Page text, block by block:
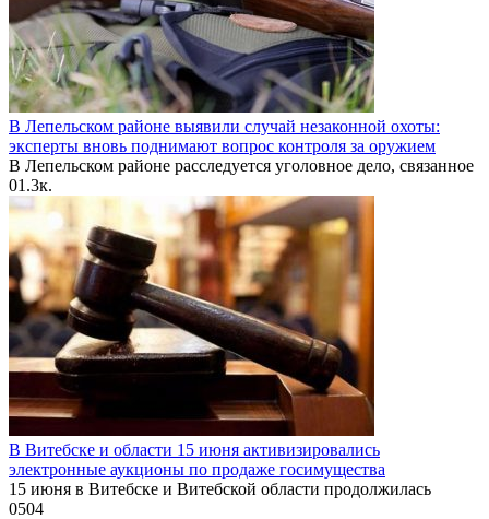
В Лепельском районе выявили случай незаконной охоты:
эксперты вновь поднимают вопрос контроля за оружием
В Лепельском районе расследуется уголовное дело, связанное
01.3к.
В Витебске и области 15 июня активизировались
электронные аукционы по продаже госимущества
15 июня в Витебске и Витебской области продолжилась
0504